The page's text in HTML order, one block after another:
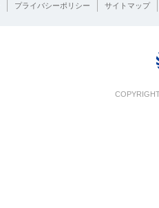
プライバシーポリシー サイトマップ